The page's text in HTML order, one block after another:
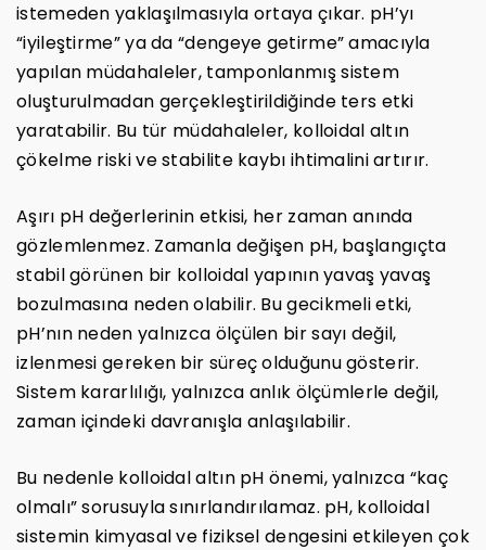
istemeden yaklaşılmasıyla ortaya çıkar. pH’yı
“iyileştirme” ya da “dengeye getirme” amacıyla
yapılan müdahaleler, tamponlanmış sistem
oluşturulmadan gerçekleştirildiğinde ters etki
yaratabilir. Bu tür müdahaleler, kolloidal altın
çökelme riski ve stabilite kaybı ihtimalini artırır.
Aşırı pH değerlerinin etkisi, her zaman anında
gözlemlenmez. Zamanla değişen pH, başlangıçta
stabil görünen bir kolloidal yapının yavaş yavaş
bozulmasına neden olabilir. Bu gecikmeli etki,
pH’nın neden yalnızca ölçülen bir sayı değil,
izlenmesi gereken bir süreç olduğunu gösterir.
Sistem kararlılığı, yalnızca anlık ölçümlerle değil,
zaman içindeki davranışla anlaşılabilir.
Bu nedenle kolloidal altın pH önemi, yalnızca “kaç
olmalı” sorusuyla sınırlandırılamaz. pH, kolloidal
sistemin kimyasal ve fiziksel dengesini etkileyen çok